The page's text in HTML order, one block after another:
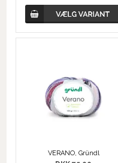
VERANO, Gründl